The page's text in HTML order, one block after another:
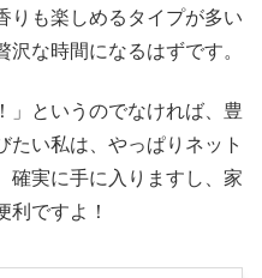
りも楽しめるタイプが多い
な時間になるはずです。
」というのでなければ、豊
たい私は、やっぱりネット
確実に手に入りますし、家
利ですよ！